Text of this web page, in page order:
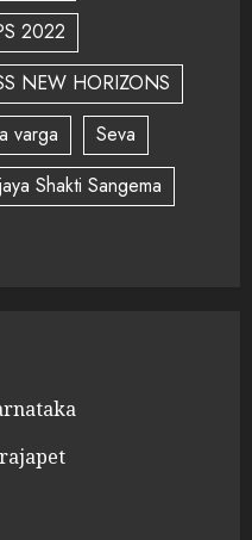
2022
NEW HORIZONS
varga
Seva
Shakti Sangema